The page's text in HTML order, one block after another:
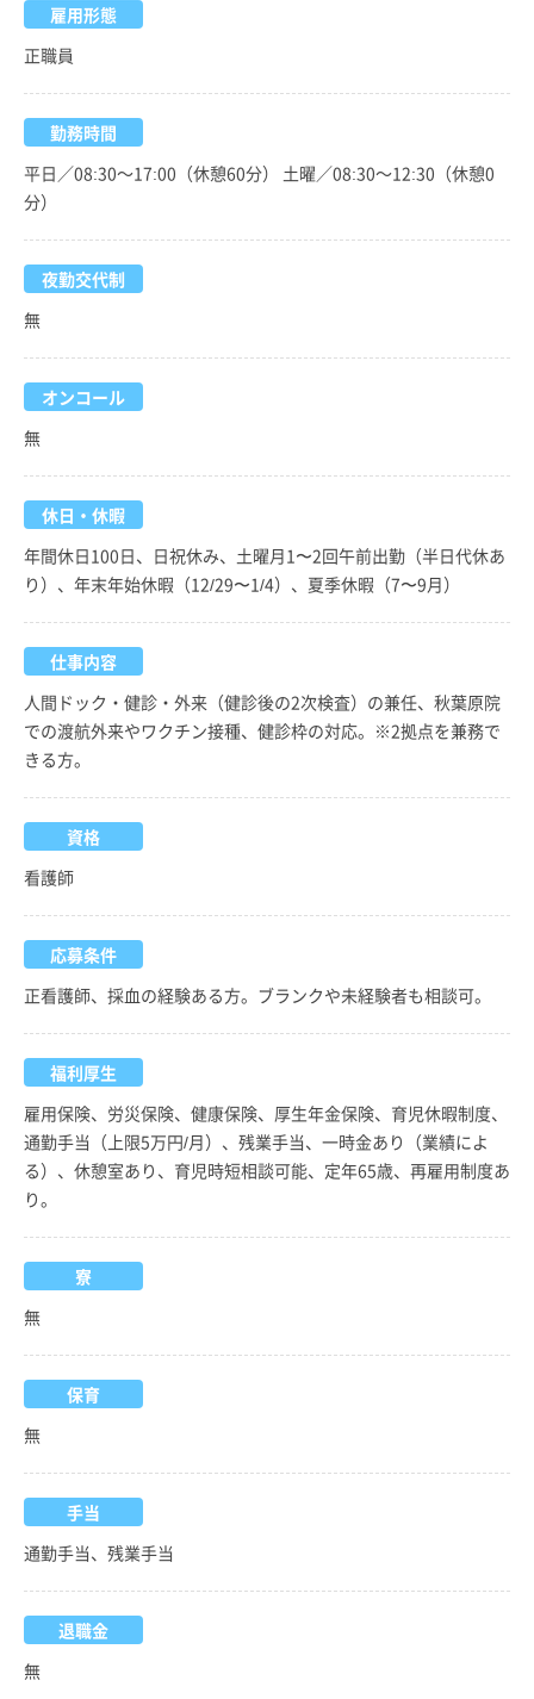
雇用形態
正職員
勤務時間
平日／08:30～17:00（休憩60分） 土曜／08:30～12:30（休憩0
分）
夜勤交代制
無
オンコール
無
休日・休暇
年間休日100日、日祝休み、土曜月1〜2回午前出勤（半日代休あ
り）、年末年始休暇（12/29〜1/4）、夏季休暇（7〜9月）
仕事内容
人間ドック・健診・外来（健診後の2次検査）の兼任、秋葉原院
での渡航外来やワクチン接種、健診枠の対応。※2拠点を兼務で
きる方。
資格
看護師
応募条件
正看護師、採血の経験ある方。ブランクや未経験者も相談可。
福利厚生
雇用保険、労災保険、健康保険、厚生年金保険、育児休暇制度、
通勤手当（上限5万円/月）、残業手当、一時金あり（業績によ
る）、休憩室あり、育児時短相談可能、定年65歳、再雇用制度あ
り。
寮
無
保育
無
手当
通勤手当、残業手当
退職金
無